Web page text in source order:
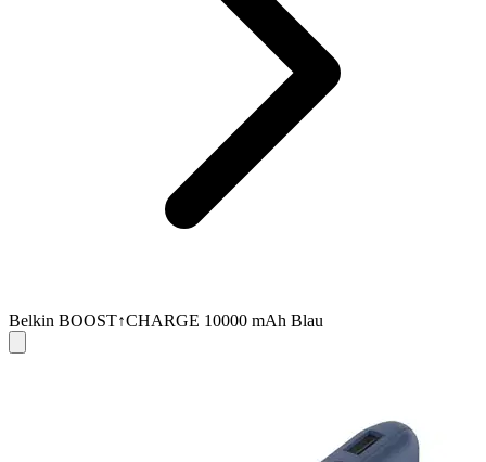
Belkin BOOST↑CHARGE 10000 mAh Blau